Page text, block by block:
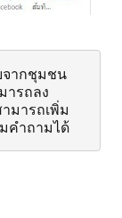
จากชุมชน
รถลง
มารถเพิ่ม
คำถามได้